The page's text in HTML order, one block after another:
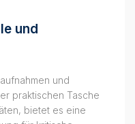
und
und
praktischen Tasche
bietet es eine